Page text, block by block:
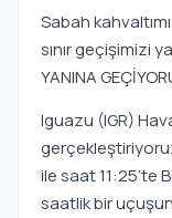
Sabah
sınır geçişimizi
YANINA
Iguazu (IGR)
ile saat 11:25’te
saatlik bir